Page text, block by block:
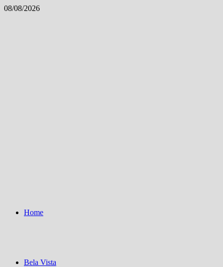
Skip
08/08/2026
Home
Bela Vista